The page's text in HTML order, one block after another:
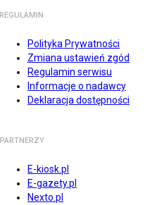
REGULAMIN
Polityka Prywatności
Zmiana ustawień zgód
Regulamin serwisu
Informacje o nadawcy
Deklaracja dostępności
PARTNERZY
E-kiosk.pl
E-gazety.pl
Nexto.pl